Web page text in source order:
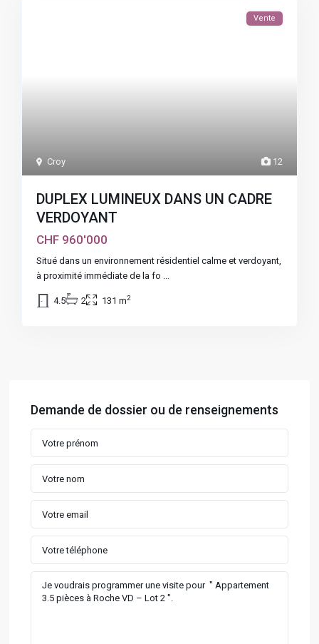
12
Croy
Vente
DUPLEX LUMINEUX DANS UN CADRE
VERDOYANT
CHF 960'000
Situé dans un environnement résidentiel calme et verdoyant,
à proximité immédiate de la fo ...
4.5 2 131 m2
Demande de dossier ou de renseignements